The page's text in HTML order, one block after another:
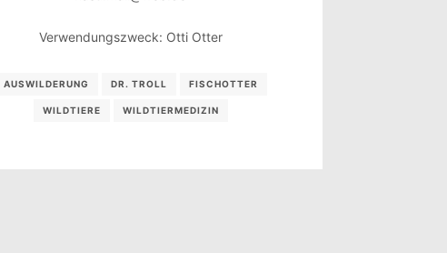
Verwendungszweck: Otti Otter
AUSWILDERUNG DR. TROLL FISCHOTTER
WILDTIERE WILDTIERMEDIZIN